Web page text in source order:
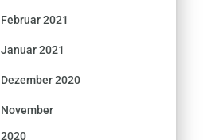
Februar 2021
Januar 2021
Dezember 2020
November
2020